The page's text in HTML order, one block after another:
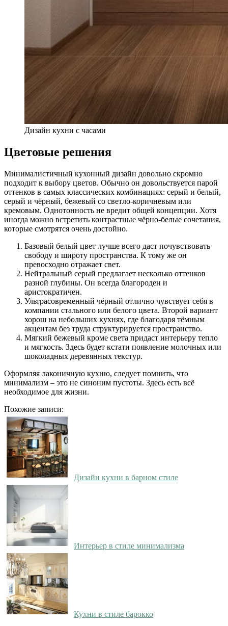
Дизайн кухни с часами
Цветовые решения
Минималистичный кухонный дизайн довольно скромно
подходит к выбору цветов. Обычно он довольствуется парой
оттенков в самых классических комбинациях: серый и белый,
серый и чёрный, бежевый со светло-коричневым или
кремовым. Однотонность не вредит общей концепции. Хотя
иногда можно встретить контрастные чёрно-белые сочетания,
которые смотрятся очень достойно.
Базовый белый цвет лучше всего даст почувствовать
свободу и широту пространства. К тому же он
превосходно отражает свет.
Нейтральный серый предлагает несколько оттенков
разной глубины. Он всегда благороден и
аристократичен.
Ультрасовременный чёрный отлично чувствует себя в
компании стального или белого цвета. Второй вариант
хорош на небольших кухнях, где благодаря тёмным
акцентам без труда структурируется пространство.
Мягкий бежевый кроме света придаст интерьеру тепло
и мягкость. Здесь будет кстати появление молочных или
шоколадных деревянных текстур.
Оформляя лаконичную кухню, следует помнить, что
минимализм – это не синоним пустоты. Здесь есть всё
необходимое для жизни.
Похожие записи:
Дизайн кухни в барном стиле
Интерьер в стиле минимализма
Кухни в стиле барокко